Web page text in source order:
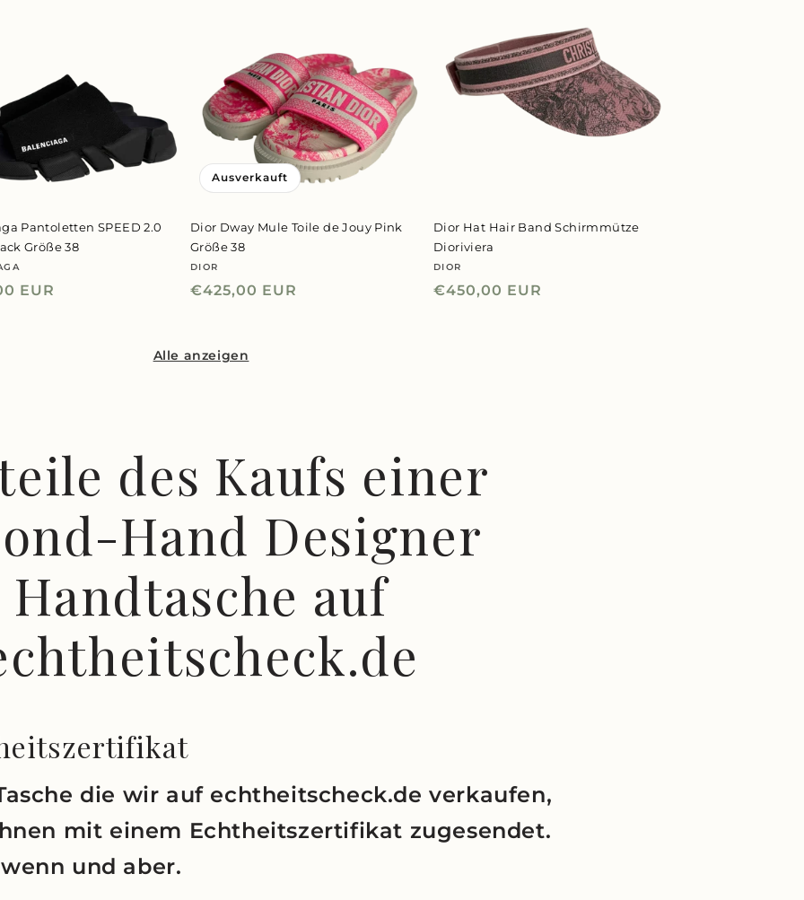
Pantoletten SPEED 2.0
Größe 38
EUR
Ausverkauft
Dior Dway Mule Toile de Jouy Pink
Größe 38
Anbieter:
DIOR
Normaler
€425,00 EUR
Dior Hat Hair Band Schirmmütze
Dioriviera
Anbieter:
DIOR
Normaler
€450,00 EUR
Alle anzeigen
des Kaufs einer
Hand Designer
Handtasche auf
die wir auf echtheitscheck.de verkaufen,
mit einem Echtheitszertifikat zugesendet.
und aber.